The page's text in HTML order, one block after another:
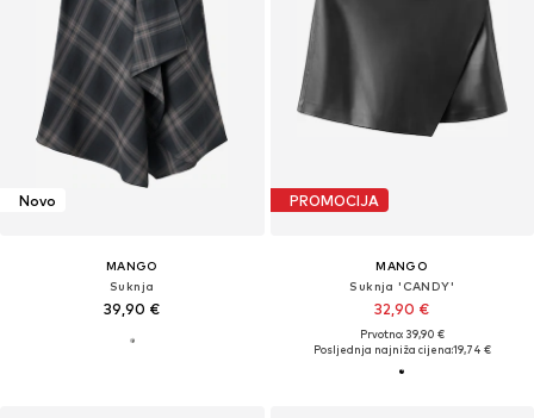
Novo
MANGO
Suknja
39,90 €
PROMOCIJA
MANGO
Suknja 'CANDY'
32,90 €
Prvotno: 39,90 €
Posljednja najniža cijena:19,74 €